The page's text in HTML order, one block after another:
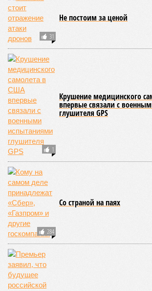
вулканическое огненное кольцо,
Японию и западное побережье Северной
Турция, Иран, Индия и Непал также
активных линиях разломов тектонических
исключение и центральная часть США –
Мадридском разломе в штате Миссури.
средней силы – явление, в общем-то,
сносное, но периодически, раз в
трясёт так, что мало не покажется никому.
самом конце 2004 года бахнуло близ
индонезийского острова Суматра, а
огромные, превышающие высоту 15
250 тыс. погибших.
На втором месте в рейтинге A-Z Animals
этом плане к уязвимым регионам
Индийского океана, тихо­океанские
США, а также некоторые районы
Средиземноморья. То есть в зоне риска
Поднебесная с Индией – не так ли?
«Бронзу» получают извержения
Версия» уже
окончательно проснётся знаменитый
грозит не только уничтожением части
Штатов, но и общепланетарной
возникновения «вулканической зимы».
Италии, кстати, тоже не стоит сбрасывать
как и многие другие до поры спящие